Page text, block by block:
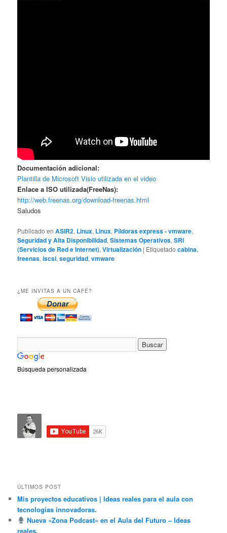
Documentación adicional:
Plantilla de Microsoft Visio utilizada en el video
Enlace a ISO utilizada(FreeNas):
http://web.freenas.org/download-freenas.html
Saludos
Publicado en ASIR2, Linux, Linux, Píldoras express - vmware,
Seguridad y Alta Disponibilidad,Sistemas Operativos,SRI
(Servicios de Red e Internet),Virtualización | Etiquetado cabina,
freenas,iscsi,seguridad,vmware
¿ME INVITAS A UN CAFÉ?
Búsqueda personalizada
ÚLTIMOS POST
Mis proyectos educativos | Ideas reales para el aula con
tecnologías innovadoras.
Nueva «Zona Podcast» en el Aula del Futuro – Ideas
reales.